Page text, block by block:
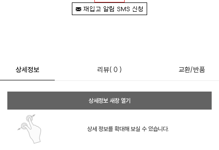
상세정보 리뷰( 0 ) 교환/반품
상세정보 새창 열기
상세 정보를 확대해 보실 수 있습니다.